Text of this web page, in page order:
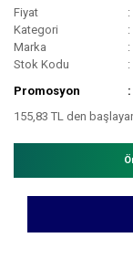
Fiyat
Kategori
Marka
Stok Kodu
Promosyon
155,83 TL den